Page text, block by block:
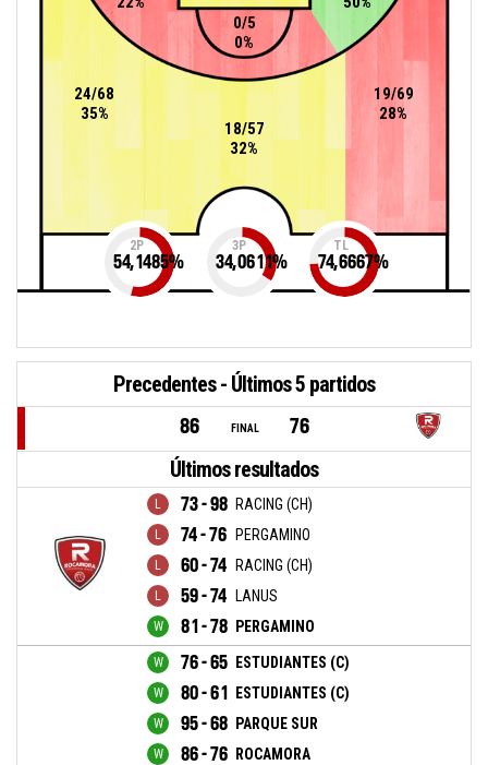
0/5
0%
18/57
32%
24/68
35%
19/69
28%
2P
54,1485%
3P
34,0611%
TL
74,6667%
Precedentes - Últimos 5 partidos
86 FINAL 76
Últimos resultados
73 - 98 RACING (CH)
74 - 76 PERGAMINO
60 - 74 RACING (CH)
59 - 74 LANUS
81 - 78 PERGAMINO
76 - 65 ESTUDIANTES (C)
80 - 61 ESTUDIANTES (C)
95 - 68 PARQUE SUR
86 - 76 ROCAMORA